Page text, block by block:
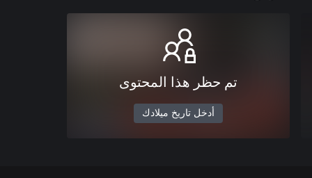
تم حظر هذا المحتوى
أدخل تاريخ ميلادك